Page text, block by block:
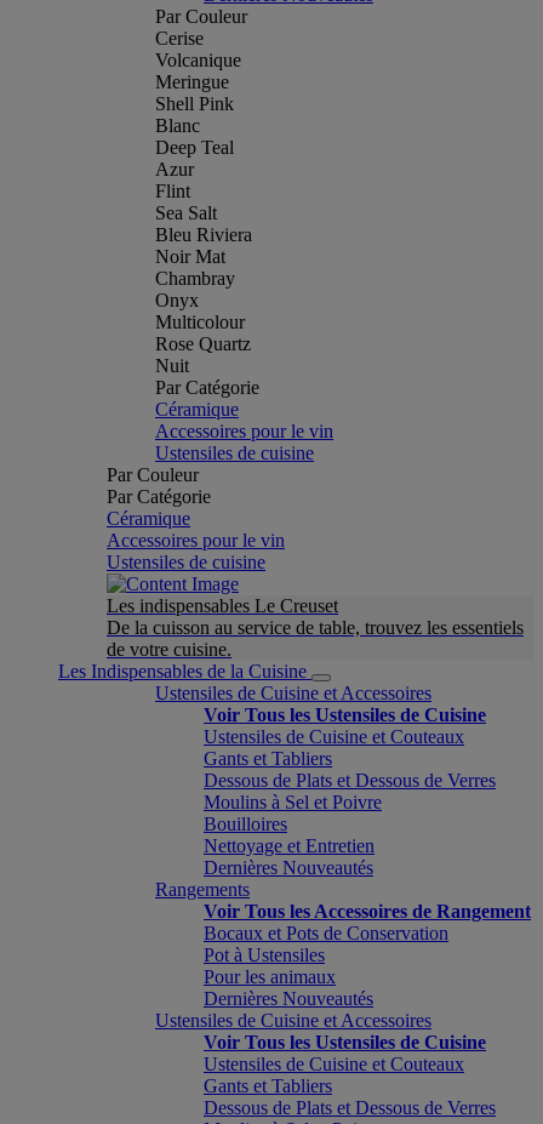
Par Couleur
Cerise
Volcanique
Meringue
Shell Pink
Blanc
Deep Teal
Azur
Flint
Sea Salt
Bleu Riviera
Noir Mat
Chambray
Onyx
Multicolour
Rose Quartz
Nuit
Par Catégorie
Céramique
Accessoires pour le vin
Ustensiles de cuisine
Par Couleur
Par Catégorie
Céramique
Accessoires pour le vin
Ustensiles de cuisine
Les indispensables Le Creuset
De la cuisson au service de table, trouvez les essentiels
de votre cuisine.
Les Indispensables de la Cuisine
Ustensiles de Cuisine et Accessoires
Voir Tous les Ustensiles de Cuisine
Ustensiles de Cuisine et Couteaux
Gants et Tabliers
Dessous de Plats et Dessous de Verres
Moulins à Sel et Poivre
Bouilloires
Nettoyage et Entretien
Dernières Nouveautés
Rangements
Voir Tous les Accessoires de Rangement
Bocaux et Pots de Conservation
Pot à Ustensiles
Pour les animaux
Dernières Nouveautés
Ustensiles de Cuisine et Accessoires
Voir Tous les Ustensiles de Cuisine
Ustensiles de Cuisine et Couteaux
Gants et Tabliers
Dessous de Plats et Dessous de Verres